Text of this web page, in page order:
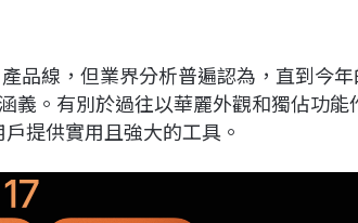
品線，但業界分析普遍認為，直到今年
義。有別於過往以華麗外觀和獨佔功能
提供實用且強大的工具。